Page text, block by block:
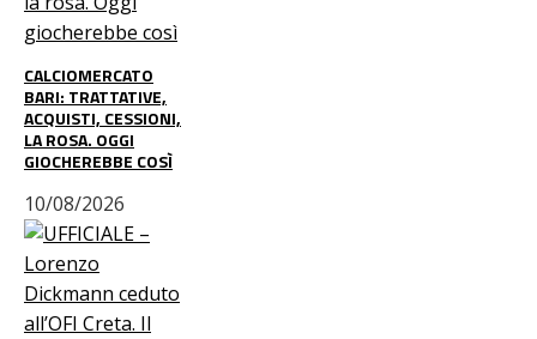
CALCIOMERCATO
BARI: TRATTATIVE,
ACQUISTI, CESSIONI,
LA ROSA. OGGI
GIOCHEREBBE COSÌ
10/08/2026